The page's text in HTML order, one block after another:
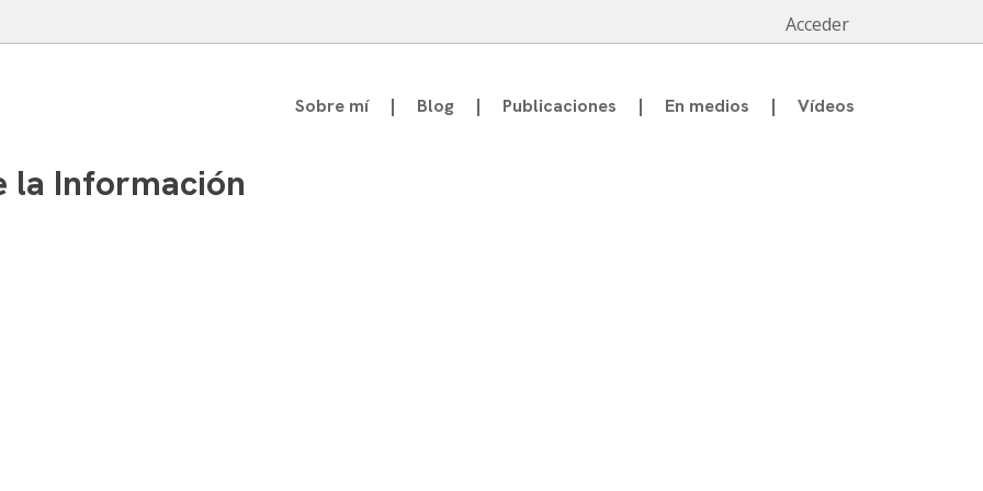
Acceder
Sobre mí Blog Publicaciones En medios Vídeos
la Información